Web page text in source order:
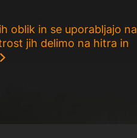
oblik in se uporabljajo na
jih delimo na hitra in